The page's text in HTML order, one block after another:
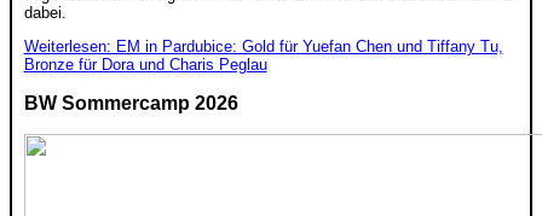
dabei.
Weiterlesen: EM in Pardubice: Gold für Yuefan Chen und Tiffany Tu,
Bronze für Dora und Charis Peglau
BW Sommercamp 2026